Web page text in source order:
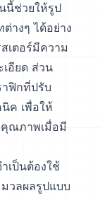
นี้ช่วยให้รูป
างๆ ได้อย่าง
เตอร์มีความ
อียด ส่วน
าฟิกที่ปรับ
ค เพื่อให้
คุณภาพเมื่อมี
เป็นต้องใช้
วลผลรูปแบบ